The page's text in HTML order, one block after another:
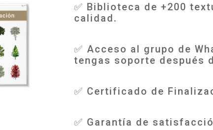
✅ Biblioteca de +200
calidad.
✅ Acceso al grupo de
tengas soporte después
✅ Certificado de
✅ Garantía de